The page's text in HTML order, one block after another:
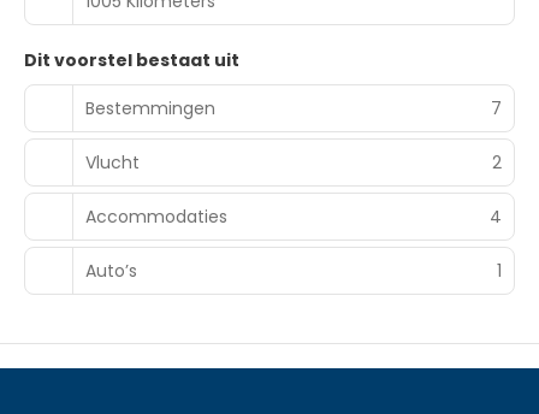
Dit voorstel bestaat uit
Bestemmingen
7
Vlucht 2
Accommodaties 4
Auto’s 1